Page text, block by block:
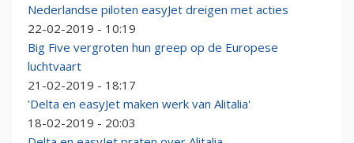
Nederlandse piloten easyJet dreigen met acties
22-02-2019 - 10:19
Big Five vergroten hun greep op de Europese
luchtvaart
21-02-2019 - 18:17
'Delta en easyJet maken werk van Alitalia'
18-02-2019 - 20:03